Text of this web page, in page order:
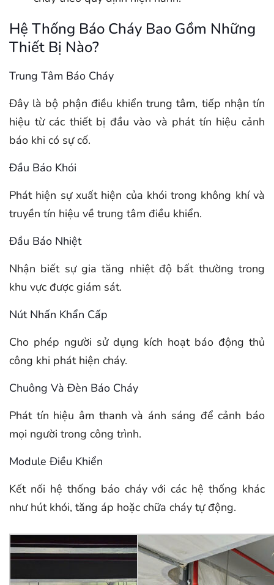
Hệ Thống Báo Cháy Bao Gồm Những
Thiết Bị Nào?
Trung Tâm Báo Cháy
Đây là bộ phận điều khiển trung tâm, tiếp nhận tín
hiệu từ các thiết bị đầu vào và phát tín hiệu cảnh
báo khi có sự cố.
Đầu Báo Khói
Phát hiện sự xuất hiện của khói trong không khí và
truyền tín hiệu về trung tâm điều khiển.
Đầu Báo Nhiệt
Nhận biết sự gia tăng nhiệt độ bất thường trong
khu vực được giám sát.
Nút Nhấn Khẩn Cấp
Cho phép người sử dụng kích hoạt báo động thủ
công khi phát hiện cháy.
Chuông Và Đèn Báo Cháy
Phát tín hiệu âm thanh và ánh sáng để cảnh báo
mọi người trong công trình.
Module Điều Khiển
Kết nối hệ thống báo cháy với các hệ thống khác
như hút khói, tăng áp hoặc chữa cháy tự động.